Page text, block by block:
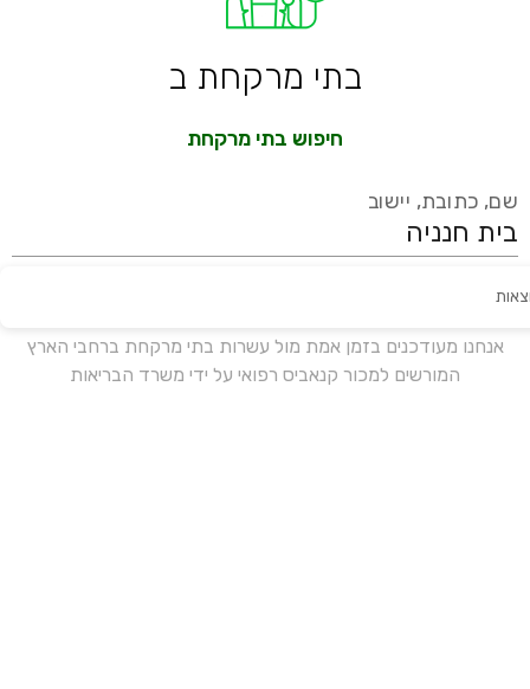
בתי מרקחת ב
חיפוש בתי מרקחת
שם, כתובת, יישוב
אנחנו מעודכנים בזמן אמת מול עשרות בתי מרקחת ברחבי הארץ
המורשים למכור קנאביס רפואי על ידי משרד הבריאות